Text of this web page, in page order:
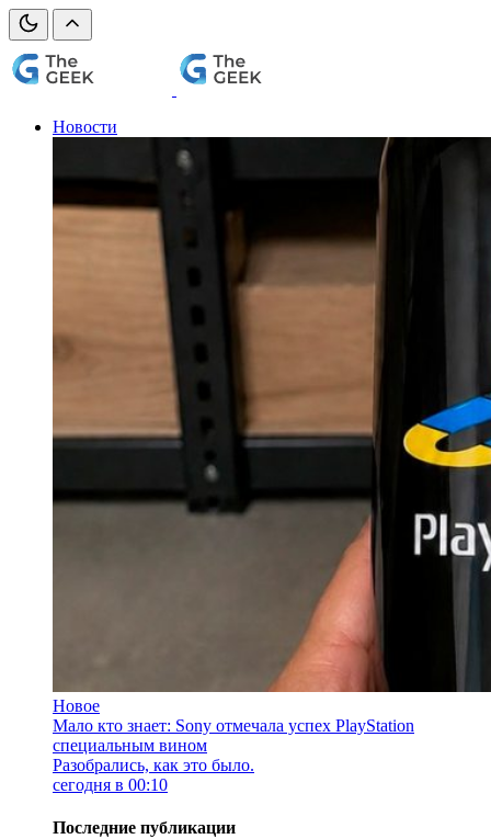
Новости
Новое
Мало кто знает: Sony отмечала успех PlayStation
специальным вином
Разобрались, как это было.
сегодня в 00:10
Последние публикации